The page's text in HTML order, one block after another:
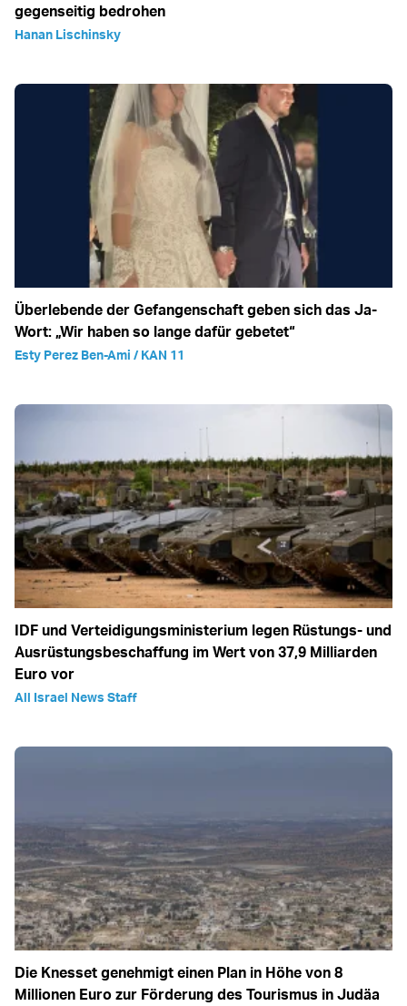
gegenseitig bedrohen
Hanan Lischinsky
Überlebende der Gefangenschaft geben sich das Ja-
Wort: „Wir haben so lange dafür gebetet“
Esty Perez Ben-Ami / KAN 11
IDF und Verteidigungsministerium legen Rüstungs- und
Ausrüstungsbeschaffung im Wert von 37,9 Milliarden
Euro vor
All Israel News Staff
Die Knesset genehmigt einen Plan in Höhe von 8
Millionen Euro zur Förderung des Tourismus in Judäa